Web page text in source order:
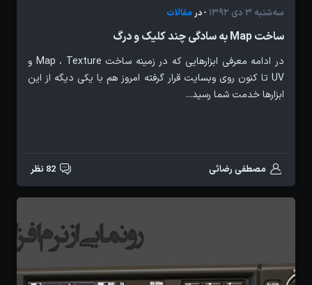
سه‌شنبه 3 دی 1392 - در مقالات
ساخت Map به سادگی چند کلیک و درگ
در ادامه معرفی ابزارهایی که در زمینه ساخت Map ، Texture و
UV تا کنون روی وبسایت قرار گرفته امروز هم با یکی دیگه از این
ابزارها خدمت شما رسید...
مصطفی رضائی 82 نظر